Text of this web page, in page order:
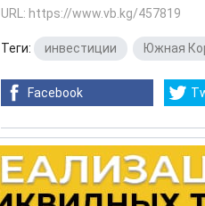
URL: https://www.vb.kg/457819
Теги: инвестиции Южная
Facebook